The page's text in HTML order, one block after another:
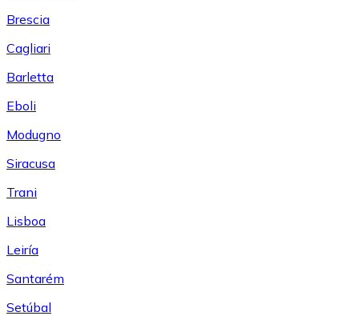
Brescia
Cagliari
Barletta
Eboli
Modugno
Siracusa
Trani
Lisboa
Leiría
Santarém
Setúbal